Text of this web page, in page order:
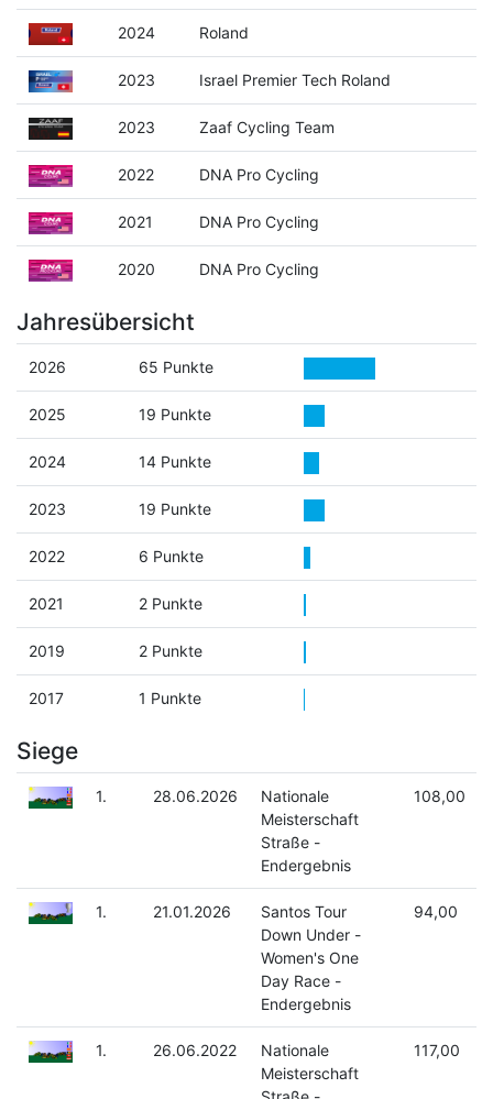
2024 Roland
2023 Israel Premier Tech Roland
2023 Zaaf Cycling Team
2022 DNA Pro Cycling
2021 DNA Pro Cycling
2020 DNA Pro Cycling
Jahresübersicht
2026 65 Punkte
2025 19 Punkte
2024 14 Punkte
2023 19 Punkte
2022 6 Punkte
2021 2 Punkte
2019 2 Punkte
2017 1 Punkte
Siege
1. 28.06.2026
Nationale
Meisterschaft
Straße -
Endergebnis
108,00
1. 21.01.2026
Santos Tour
Down Under -
Women's One
Day Race -
Endergebnis
94,00
1. 26.06.2022
Nationale
Meisterschaft
117,00